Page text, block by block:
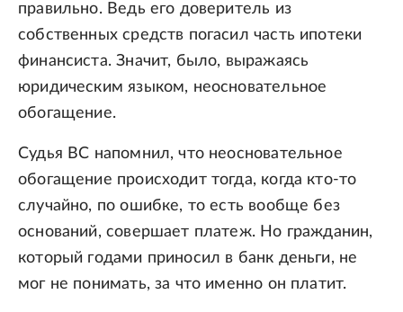
правильно. Ведь его доверитель из
собственных средств погасил часть ипотеки
финансиста. Значит, было, выражаясь
юридическим языком, неосновательное
обогащение.
Cудья ВС напомнил, что неосновательное
обогащение происходит тогда, когда кто-то
случайно, по ошибке, то есть вообще без
оснований, совершает платеж. Но гражданин,
который годами приносил в банк деньги, не
мог не понимать, за что именно он платит.